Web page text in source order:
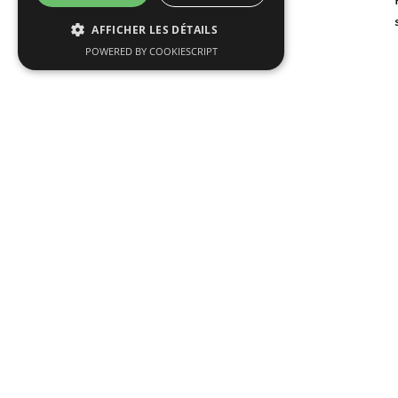
AFFICHER LES DÉTAILS
POWERED BY COOKIESCRIPT